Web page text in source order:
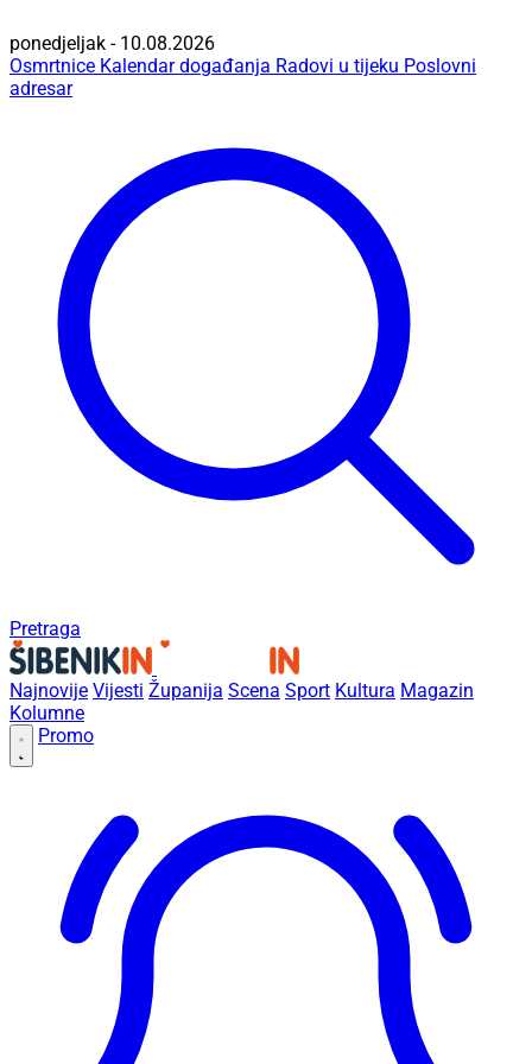
ponedjeljak - 10.08.2026
Osmrtnice Kalendar događanja Radovi u tijeku Poslovni
adresar
Pretraga
Najnovije Vijesti Županija Scena Sport Kultura Magazin
Kolumne
Promo